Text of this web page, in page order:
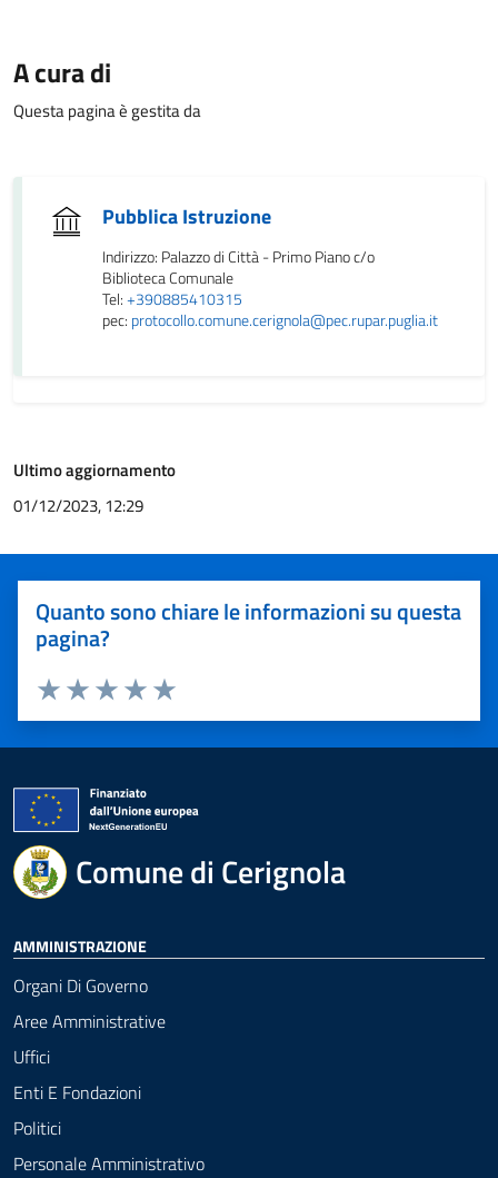
A cura di
Questa pagina è gestita da
Pubblica Istruzione
Indirizzo: Palazzo di Città - Primo Piano c/o
Biblioteca Comunale
Tel:+390885410315
pec: protocollo.comune.cerignola@pec.rupar.puglia.it
Ultimo aggiornamento
01/12/2023, 12:29
Quanto sono chiare le informazioni su questa
pagina?
Valuta 5 stelle su 5
Valuta 4 stelle su 5
Valuta 3 stelle su 5
Valuta 2 stelle su 5
Valuta 1 stelle su 5
Comune di Cerignola
AMMINISTRAZIONE
Organi Di Governo
Aree Amministrative
Uffici
Enti E Fondazioni
Politici
Personale Amministrativo